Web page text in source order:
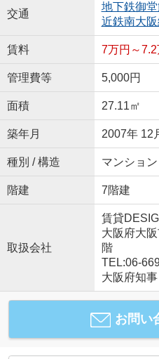
交通
地下鉄御
近鉄南大阪
賃料 7万円～7.2
管理費等 5,000円
面積 27.11㎡
築年月 2007年 12
種別 / 構造 マンショ
階建 7階建
取扱会社
賃貸
大阪府大
階
TEL:06-
大阪府知
お問い